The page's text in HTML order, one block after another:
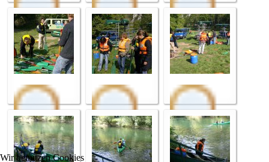
Wir benutzen Cookies